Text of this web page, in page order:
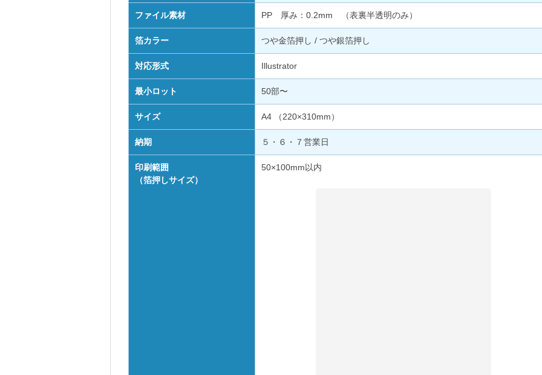
ファイル素材 PP 厚み：0.2mm （表裏半透明のみ）
箔カラー つや金箔押し / つや銀箔押し
対応形式 Illustrator
最小ロット 50部〜
サイズ A4 （220×310mm）
納期 ５・６・７営業日
印刷範囲
（箔押しサイズ）
50×100mm以内